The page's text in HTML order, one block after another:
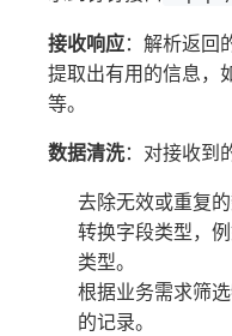
接收响应：解析返回
提取出有用的信息，
等。
数据清洗：对接收到
去除无效或重复的
转换字段类型，
类型。
根据业务需求筛
的记录。